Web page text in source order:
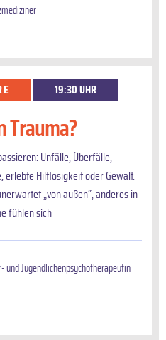
19:30 UHR
Trauma?
Unfälle, Überfälle,
erlebte Hilflosigkeit oder Gewalt.
„von außen“, anderes in
fühlen sich
und Jugendlichenpsychotherapeutin